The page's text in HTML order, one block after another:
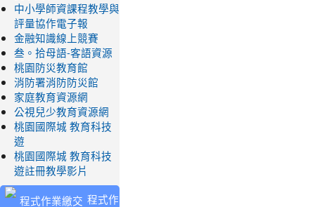
中小學師資課程教學與
評量協作電子報
金融知識線上競賽
叁。拾母語-客語資源
桃園防災教育館
消防署消防防災館
家庭教育資源網
公視兒少教育資源網
桃園國際城 教育科技
遊
桃園國際城 教育科技
遊註冊教學影片
程式作